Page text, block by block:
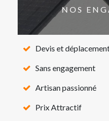
NOS
Devis et
Sans engagement
Artisan passionné
Prix Attractif